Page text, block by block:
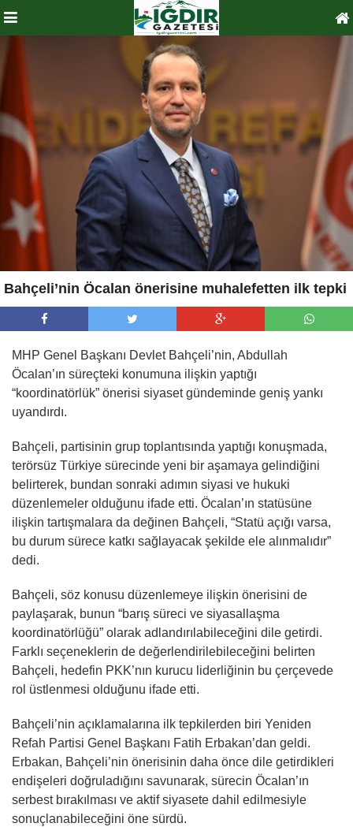
Bahçeli’nin Öcalan önerisine muhalefetten ilk tepki
MHP Genel Başkanı Devlet Bahçeli’nin, Abdullah
Öcalan’ın süreçteki konumuna ilişkin yaptığı
“koordinatörlük” önerisi siyaset gündeminde geniş yankı
uyandırdı.
Bahçeli, partisinin grup toplantısında yaptığı konuşmada,
terörsüz Türkiye sürecinde yeni bir aşamaya gelindiğini
belirterek, bundan sonraki adımın siyasi ve hukuki
düzenlemeler olduğunu ifade etti. Öcalan’ın statüsüne
ilişkin tartışmalara da değinen Bahçeli, “Statü açığı varsa,
bu durum sürece katkı sağlayacak şekilde ele alınmalıdır”
dedi.
Bahçeli, söz konusu düzenlemeye ilişkin önerisini de
paylaşarak, bunun “barış süreci ve siyasallaşma
koordinatörlüğü” olarak adlandırılabileceğini dile getirdi.
Farklı seçeneklerin de değerlendirilebileceğini belirten
Bahçeli, hedefin PKK’nın kurucu liderliğinin bu çerçevede
rol üstlenmesi olduğunu ifade etti.
Bahçeli’nin açıklamalarına ilk tepkilerden biri Yeniden
Refah Partisi Genel Başkanı Fatih Erbakan’dan geldi.
Erbakan, Bahçeli’nin önerisinin daha önce dile getirdikleri
endişeleri doğruladığını savunarak, sürecin Öcalan’ın
serbest bırakılması ve aktif siyasete dahil edilmesiyle
sonuçlanabileceğini öne sürdü.